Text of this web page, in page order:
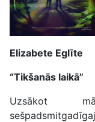
Elizabete Eglīte
“Tikšanās laikā”
Uzsākot